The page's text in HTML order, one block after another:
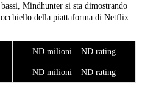
Mindhunter si sta dimostrando
della piattaforma di Netflix.
ND milioni – ND rating
ND milioni – ND rating